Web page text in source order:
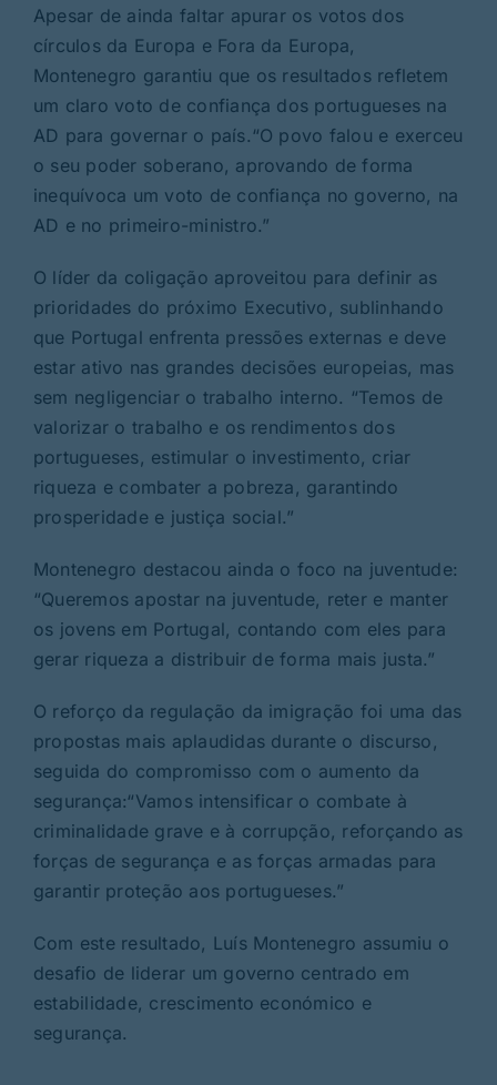
Apesar de ainda faltar apurar os votos dos
círculos da Europa e Fora da Europa,
Montenegro garantiu que os resultados refletem
um claro voto de confiança dos portugueses na
AD para governar o país.“O povo falou e exerceu
o seu poder soberano, aprovando de forma
inequívoca um voto de confiança no governo, na
AD e no primeiro-ministro.”
O líder da coligação aproveitou para definir as
prioridades do próximo Executivo, sublinhando
que Portugal enfrenta pressões externas e deve
estar ativo nas grandes decisões europeias, mas
sem negligenciar o trabalho interno. “Temos de
valorizar o trabalho e os rendimentos dos
portugueses, estimular o investimento, criar
riqueza e combater a pobreza, garantindo
prosperidade e justiça social.”
Montenegro destacou ainda o foco na juventude:
“Queremos apostar na juventude, reter e manter
os jovens em Portugal, contando com eles para
gerar riqueza a distribuir de forma mais justa.”
O reforço da regulação da imigração foi uma das
propostas mais aplaudidas durante o discurso,
seguida do compromisso com o aumento da
segurança:“Vamos intensificar o combate à
criminalidade grave e à corrupção, reforçando as
forças de segurança e as forças armadas para
garantir proteção aos portugueses.”
Com este resultado, Luís Montenegro assumiu o
desafio de liderar um governo centrado em
estabilidade, crescimento económico e
segurança.